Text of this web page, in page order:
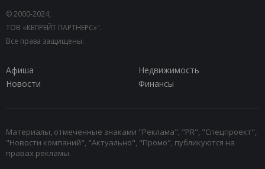
© 2000-2024,
ТОВ «КЕПРЕЙТ ПАРТНЕРС»".
Все права защищены.
Афиша
Недвижимость
Новости
Финансы
Материалы, отмеченные знаками "Реклама", "PR", "Спецпроект",
"Новости компаний", "Актуально", "Промо", публикуются на
правах рекламы.